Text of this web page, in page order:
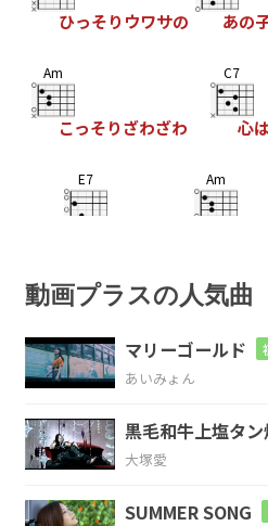
ひっそりウワサの あの
Am
こっそりざわざわ
C7
心
E7 Am
Fmaj7
みんなは
E7
知らないあの
Fmaj7
接吻の 癖だって知ってる
Fmaj7
動画プラスの人気曲
マリーゴールド
あいみょん
黒毛和牛上塩タ
大塚愛
SUMMER SONG